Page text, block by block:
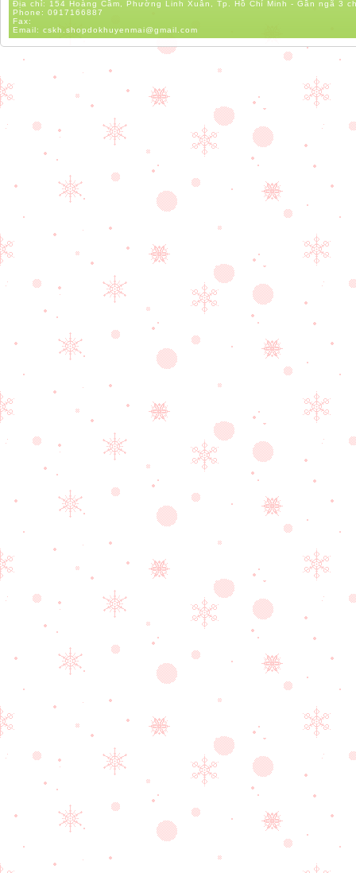
Địa chỉ: 154 Hoàng Cầm, Phường Linh Xuân, Tp. Hồ Chí Minh - Gần ngã 3
Phone: 0917166887
Fax:
Email: cskh.shopdokhuyenmai@gmail.com